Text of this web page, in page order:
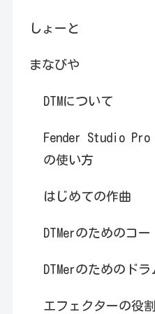
しょーと
まなびや
DTMについて
Fender Studio Pro
の使い方
はじめての作曲
DTMerのためのコー
DTMerのためのド
エフェクターの役